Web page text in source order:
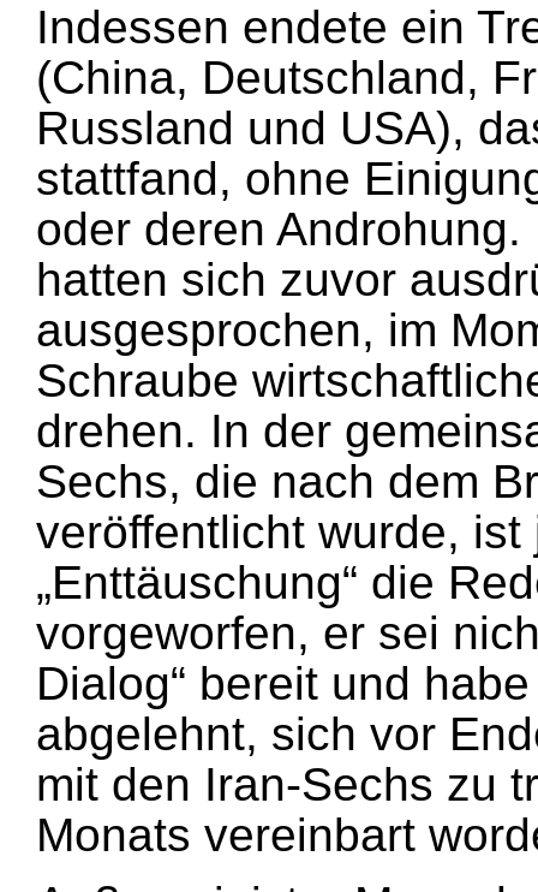
Indessen endete ein
(China, Deutschland,
Russland und USA),
stattfand, ohne
oder deren
hatten sich zuvor
ausgesprochen, im
Schraube
drehen. In der
Sechs, die nach dem
veröffentlicht wurde, ist
„Enttäuschung“ die
vorgeworfen, er sei
Dialog“ bereit und
abgelehnt, sich vor
mit den Iran-Sechs zu
Monats vereinbart